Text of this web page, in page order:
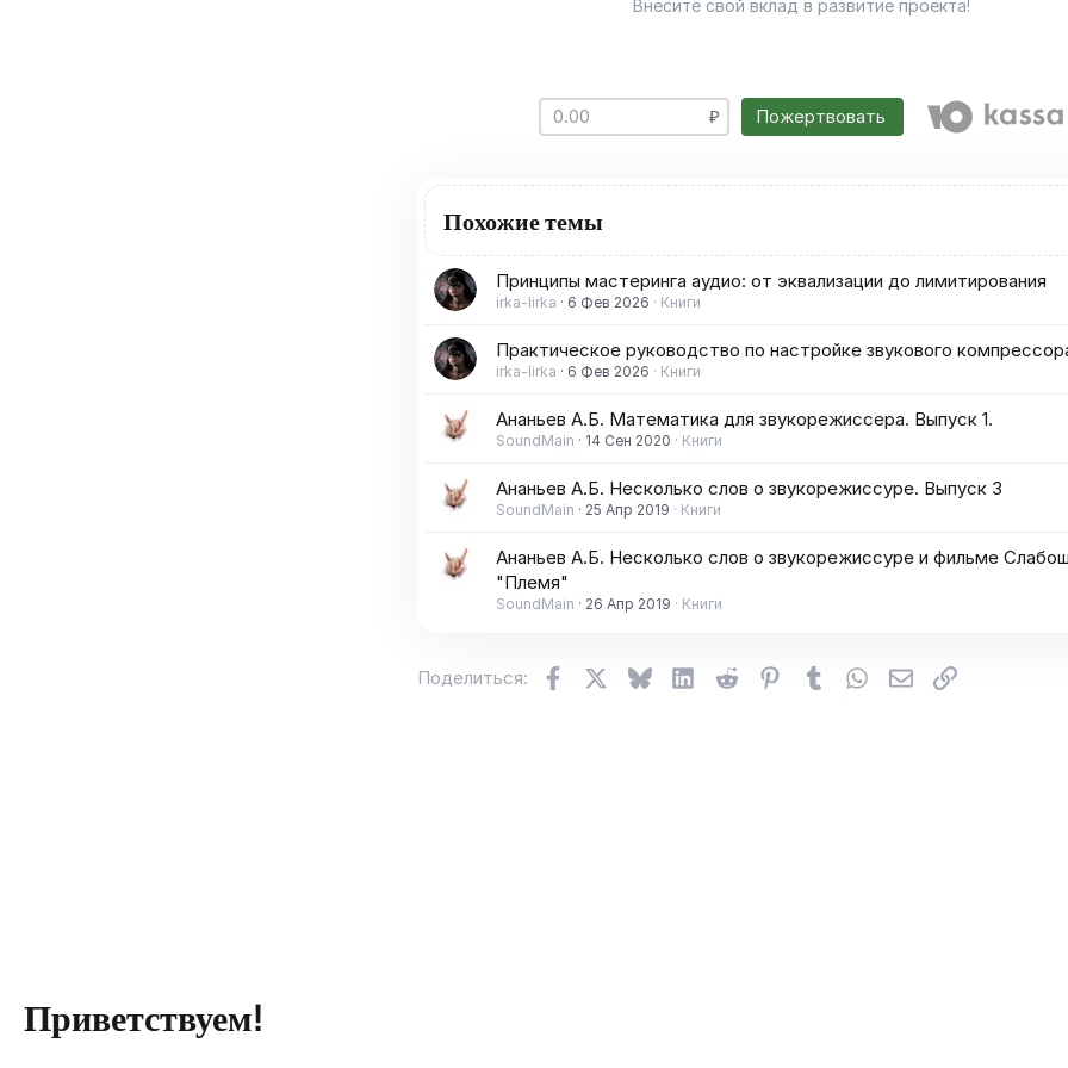
Внесите свой вклад в развитие проекта!
Пожертвовать
Похожие темы
Принципы мастеринга аудио: от эквализации до лимитирования
irka-lirka 6 Фев 2026 Книги
Практическое руководство по настройке звукового
irka-lirka 6 Фев 2026 Книги
Ананьев А.Б. Математика для звукорежиссера. Выпуск 1.
SoundMain 14 Сен 2020 Книги
Ананьев А.Б. Несколько слов о звукорежиссуре. Выпуск 3
SoundMain 25 Апр 2019 Книги
Ананьев А.Б. Несколько слов о звукорежиссуре и фильме
"Племя"
SoundMain 26 Апр 2019 Книги
Поделиться: FacebookX (Twitter)
BlueskyLinkedIn
Reddit Pinterest
Tumblr WhatsApp
Электронная
Ссылка
Приветствуем!